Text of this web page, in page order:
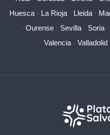
Huesca· La Rioja· Lleida·
· Ourense· Sevilla· Soria·
Valencia · Valladolid